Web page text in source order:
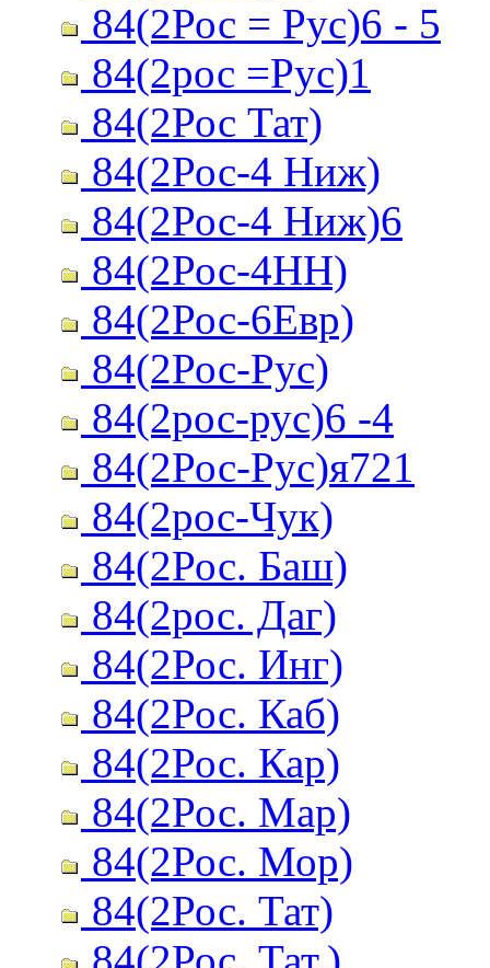
84(2Рос = Рус)6 - 5
84(2рос =Рус)1
84(2Рос Тат)
84(2Рос-4 Ниж)
84(2Рос-4 Ниж)6
84(2Рос-4НН)
84(2Рос-6Евр)
84(2Рос-Рус)
84(2рос-рус)6 -4
84(2Рос-Рус)я721
84(2рос-Чук)
84(2Рос. Баш)
84(2рос. Даг)
84(2Рос. Инг)
84(2Рос. Каб)
84(2Рос. Кар)
84(2Рос. Мар)
84(2Рос. Мор)
84(2Рос. Тат)